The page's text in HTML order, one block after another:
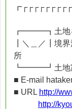
┏━━━┓土地を
┃＼＿／┃境
所
┗━━━┛土地
■ E-mail
■ URL http://
http://